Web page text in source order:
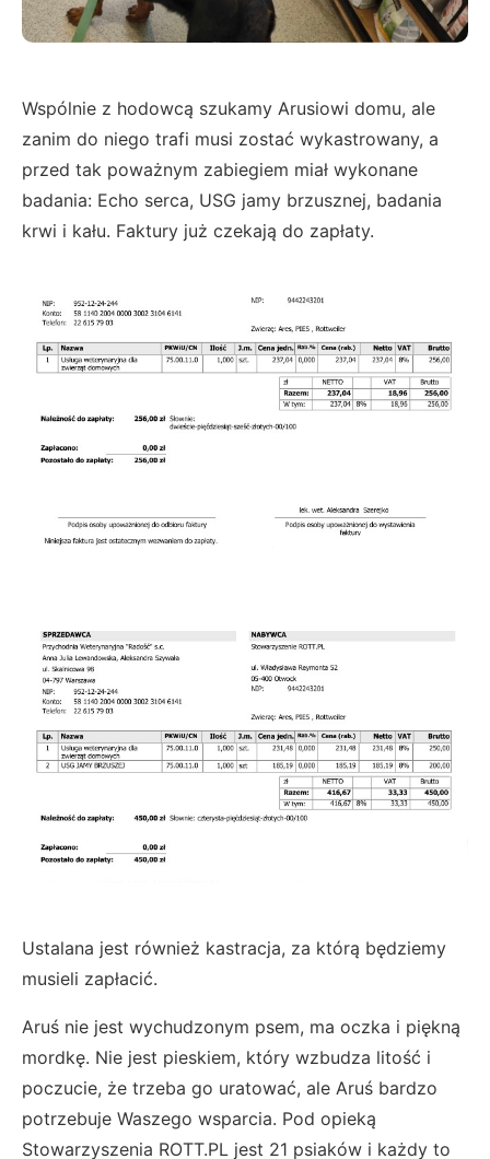
Wspólnie z hodowcą szukamy Arusiowi domu, ale
zanim do niego trafi musi zostać wykastrowany, a
przed tak poważnym zabiegiem miał wykonane
badania: Echo serca, USG jamy brzusznej, badania
krwi i kału. Faktury już czekają do zapłaty.
Ustalana jest również kastracja, za którą będziemy
musieli zapłacić.
Aruś nie jest wychudzonym psem, ma oczka i piękną
mordkę. Nie jest pieskiem, który wzbudza litość i
poczucie, że trzeba go uratować, ale Aruś bardzo
potrzebuje Waszego wsparcia. Pod opieką
Stowarzyszenia ROTT.PL jest 21 psiaków i każdy to